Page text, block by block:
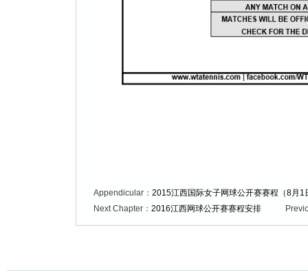
Appendicular： 2015江西国际女子网球公开赛赛程（8月1
Next Chapter： 2016江西网球公开赛赛程安排